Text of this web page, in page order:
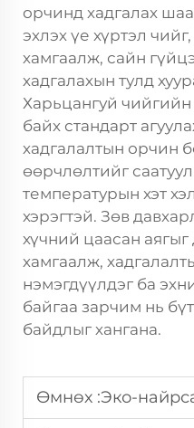
орчинд хадгалах
эхлэх үе хүртэл
хамгаалж, сайн
хадгалахын тулд
Харьцангуй
байх стандарт
хадгалалтын орчин
өөрчлөлтийг
температурын хэт
хэрэгтэй. Зөв
хүчний цаасан аягыг
хамгаалж,
нэмэгдүүлдэг ба
байгаа зарчим нь
байдлыг хангана.
Өмнөх :Эко-найрсаг